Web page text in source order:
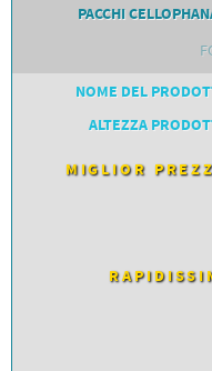
DORSALI TARGHE
NUMERI DA GARA MTB
PACCHI
NOME DEL
ALTEZZA
MIGLIOR